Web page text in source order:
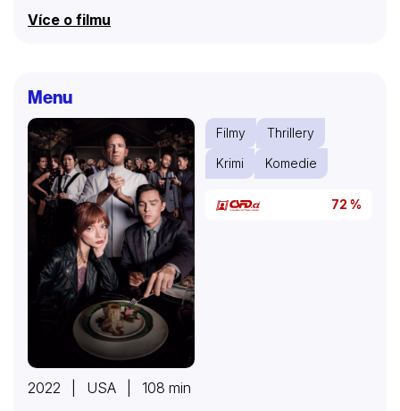
Více o filmu
Menu
Filmy
Thrillery
Krimi
Komedie
72 %
2022 | USA | 108 min